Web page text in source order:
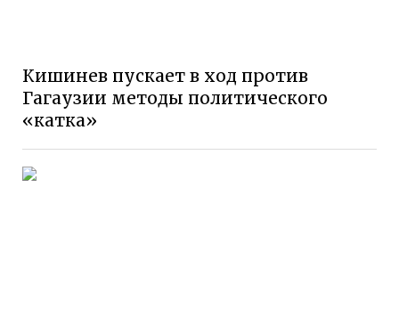
Кишинев пускает в ход против
Гагаузии методы политического
«катка»